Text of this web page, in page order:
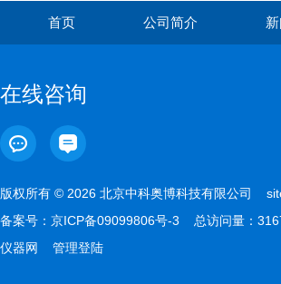
首页 公司简介
在线咨询
版权所有 © 2026 北京中科奥博科技有限公司
备案号： 京ICP备09099806号-3 总访问量：
仪器网
管理登陆